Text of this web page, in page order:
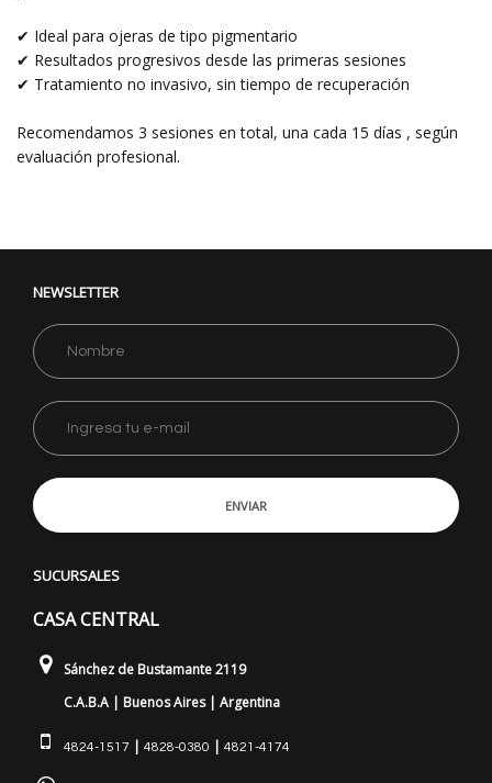
✔ Ideal para ojeras de tipo pigmentario
✔ Resultados progresivos desde las primeras sesiones
✔ Tratamiento no invasivo, sin tiempo de recuperación
Recomendamos 3 sesiones en total, una cada 15 días , según
evaluación profesional.
NEWSLETTER
ENVIAR
SUCURSALES
CASA CENTRAL
Sánchez de Bustamante 2119
C.A.B.A | Buenos Aires | Argentina
4824-1517 | 4828-0380 | 4821-4174